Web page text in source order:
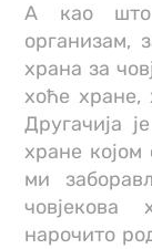
А као што
организам,
храна за
хоће
Другачија
хране којом
ми
човјекова
нарочито